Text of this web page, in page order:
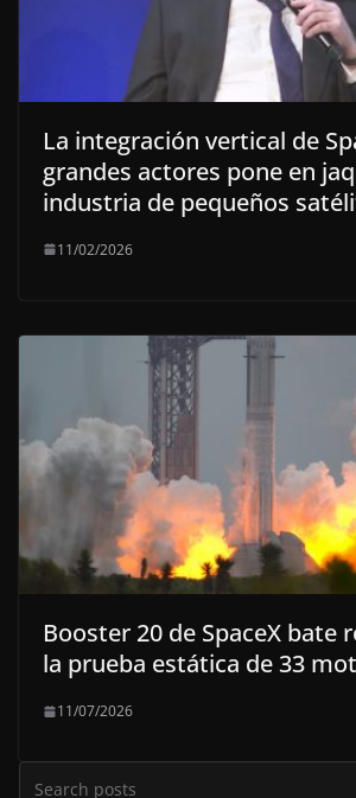
La integración vertical de
grandes actores pone en
industria de pequeños
11/02/2026
Booster 20 de SpaceX bate
la prueba estática de 33
11/07/2026